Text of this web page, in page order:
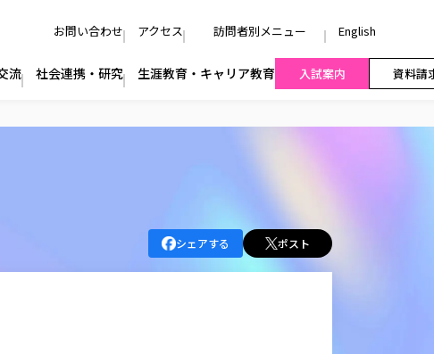
お問い合わせ アクセス 訪問者別メニュー English
流 社会連携・研究 生涯教育・キャリア教育 入試案内 資料請
シェアする ポスト